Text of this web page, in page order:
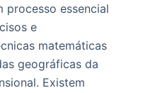
essencial
e
matemáticas
geográficas da
Existem